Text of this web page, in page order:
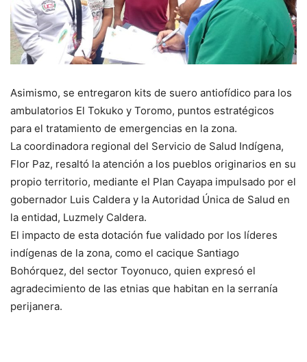
Asimismo, se entregaron kits de suero antiofídico para los
ambulatorios El Tokuko y Toromo, puntos estratégicos
para el tratamiento de emergencias en la zona.
La coordinadora regional del Servicio de Salud Indígena,
Flor Paz, resaltó la atención a los pueblos originarios en su
propio territorio, mediante el Plan Cayapa impulsado por el
gobernador Luis Caldera y la Autoridad Única de Salud en
la entidad, Luzmely Caldera.
El impacto de esta dotación fue validado por los líderes
indígenas de la zona, como el cacique Santiago
Bohórquez, del sector Toyonuco, quien expresó el
agradecimiento de las etnias que habitan en la serranía
perijanera.